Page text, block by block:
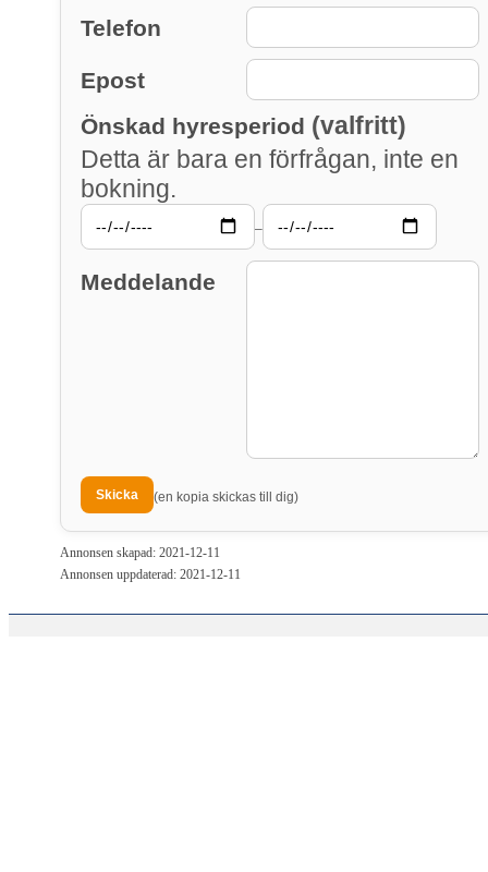
Telefon
Epost
Önskad hyresperiod (valfritt)
Detta är bara en förfrågan, inte en
bokning.
–
Meddelande
(en kopia skickas till dig)
Annonsen skapad: 2021-12-11
Annonsen uppdaterad: 2021-12-11